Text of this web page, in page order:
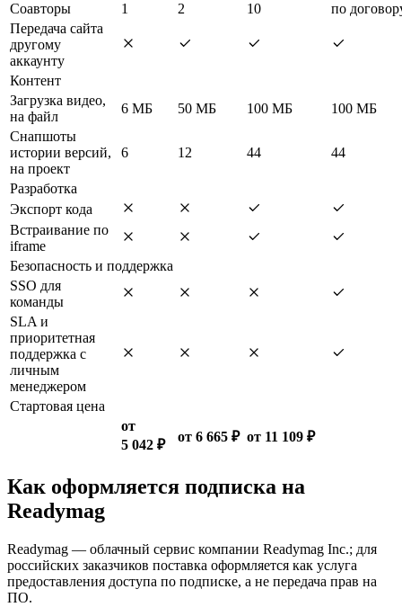
Соавторы
1 2 10
по
Передача сайта
другому
аккаунту
Контент
Загрузка видео,
на файл
6 МБ 50 МБ 100 МБ
100 МБ
Снапшоты
истории версий,
на проект
6 12 44 44
Разработка
Экспорт кода
Встраивание по
iframe
Безопасность и поддержка
SSO для
команды
SLA и
приоритетная
поддержка с
личным
менеджером
Стартовая цена
от
5 042 ₽
от 6 665 ₽ от 11 109 ₽
Как оформляется подписка на
Readymag
Readymag — облачный сервис компании Readymag Inc.; для
российских заказчиков поставка оформляется как услуга
предоставления доступа по подписке, а не передача прав на
ПО.